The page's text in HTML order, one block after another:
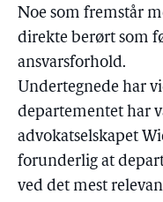
Noe som fremstår
direkte berørt som
ansvarsforhold.
Undertegnede har
departementet har
advokatselskapet
forunderlig at
ved det mest